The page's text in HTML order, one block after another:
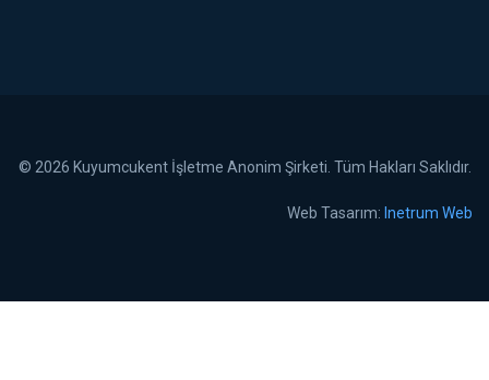
© 2026 Kuyumcukent İşletme Anonim Şirketi. Tüm Hakları Saklıdır.
Web Tasarım: Inetrum Web